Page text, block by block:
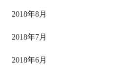
2018年8月
2018年7月
2018年6月